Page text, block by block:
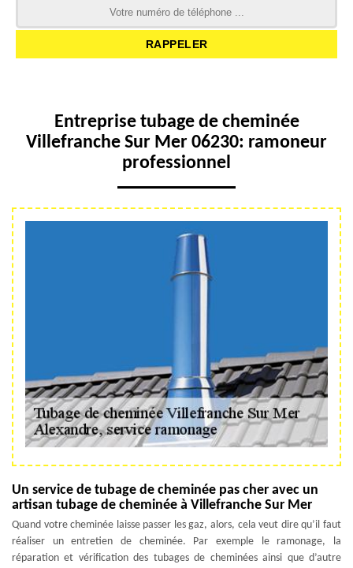
Entreprise tubage de cheminée
Villefranche Sur Mer 06230: ramoneur
professionnel
Un service de tubage de cheminée pas cher avec un
artisan tubage de cheminée à Villefranche Sur Mer
Quand votre cheminée laisse passer les gaz, alors, cela veut dire qu’il faut
réaliser un entretien de cheminée. Par exemple le ramonage, la
réparation et vérification des tubages de cheminées ainsi que d’autre